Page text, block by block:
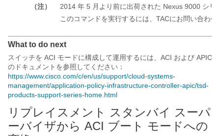
（注）
2014 年 5 月より前に出荷された Nexus 9000 シ
このコマンドを実行するには、TACにお問い合わせ
What to do next
スイッチを ACI モードに構成して運用するには、ACI および APIC
のドキュメントを参照してください：
https://www.cisco.com/c/en/us/support/cloud-systems-
management/application-policy-infrastructure-controller-apic/tsd-
products-support-series-home.html
リプレイスメント スタンバイ スーパ
ーバイザから ACI ブート モードへの